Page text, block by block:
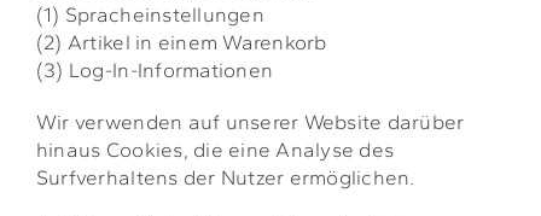
(1) Spracheinstellungen
(2) Artikel in einem Warenkorb
(3) Log-In-Informationen
Wir verwenden auf unserer Website darüber
hinaus Cookies, die eine Analyse des
Surfverhaltens der Nutzer ermöglichen.